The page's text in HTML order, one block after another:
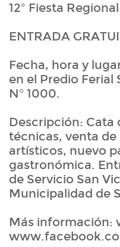
12º Fiesta
ENTRADA
Fecha, hora y
en el Predio Ferial
N° 1000.
Descripción: Cata
técnicas, venta
artísticos, nuevo
gastronómica.
de Servicio San
Municipalidad de
Más